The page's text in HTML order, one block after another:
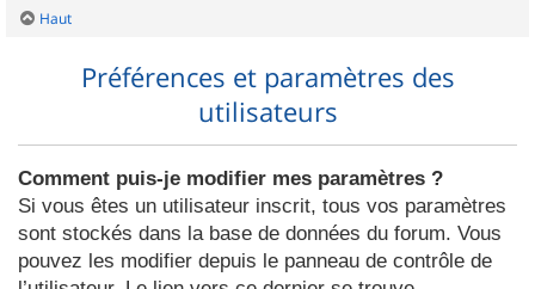
Haut
Préférences et paramètres des
utilisateurs
Comment puis-je modifier mes paramètres ?
Si vous êtes un utilisateur inscrit, tous vos paramètres
sont stockés dans la base de données du forum. Vous
pouvez les modifier depuis le panneau de contrôle de